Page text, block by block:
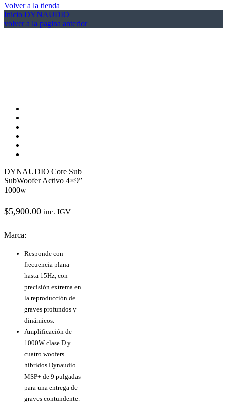
Volver a la tienda
Inicio DYNAUDIO
volver a la pagina anterior
DYNAUDIO Core Sub
SubWoofer Activo 4×9”
1000w
$5,900.00 inc. IGV
Marca:
Responde con
frecuencia plana
hasta 15Hz, con
precisión extrema en
la reproducción de
graves profundos y
dinámicos.
Amplificación de
1000W clase D y
cuatro woofers
híbridos Dynaudio
MSP+ de 9 pulgadas
para una entrega de
graves contundente.